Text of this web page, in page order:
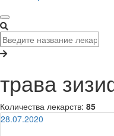
трава
Количества лекарств: 85
28.07.2020